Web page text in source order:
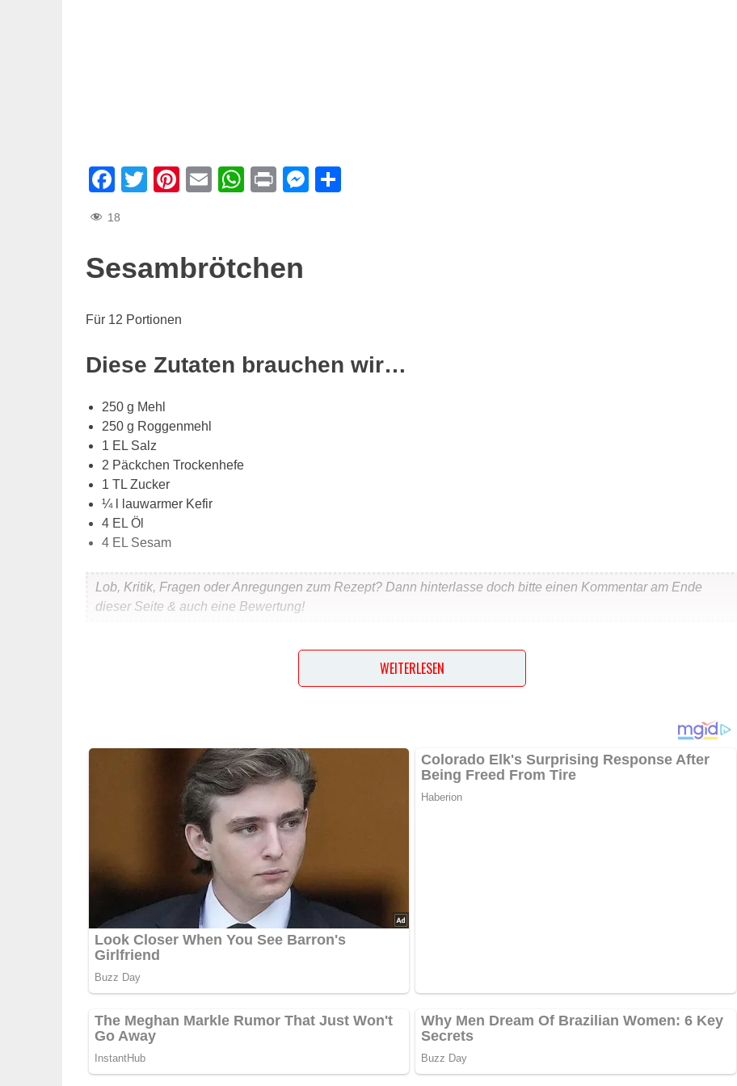
Facebook
Twitter
Pinterest
EmailWhatsApp
PrintMessenger
Teilen
18
Sesambrötchen
Für 12 Portionen
Diese Zutaten brauchen wir…
250 g Mehl
250 g Roggenmehl
1 EL Salz
2 Päckchen Trockenhefe
1 TL Zucker
¼ l lauwarmer Kefir
4 EL Öl
4 EL Sesam
Lob, Kritik, Fragen oder Anregungen zum Rezept? Dann hinterlasse doch bitte einen Kommentar am Ende
dieser Seite & auch eine Bewertung!
Und so wird es gemacht…
lassen. Backofen auf 190°C vorheizen. Backblech mit Backpapier auslegen. Teig nochmals gut durchkneten.
Daraus 12 runde Brötchen formen und auf dem Backblech nochmals 15 Minuten gehen lassen. Teigoberfläche mit
einem Messer sternenförmig einschneiden. Mit lauwarmem Wasser bestreichen und mit Sesam bestreuen. Im Ofen
30–35 Minuten backen.
Variante: Anstatt mit Sesam können Sie die Brötchen je nach Geschmack auch mit Kümmel, Anis, Koriander oder
Fenchelsamen bestreuen.
WEITERLESEN